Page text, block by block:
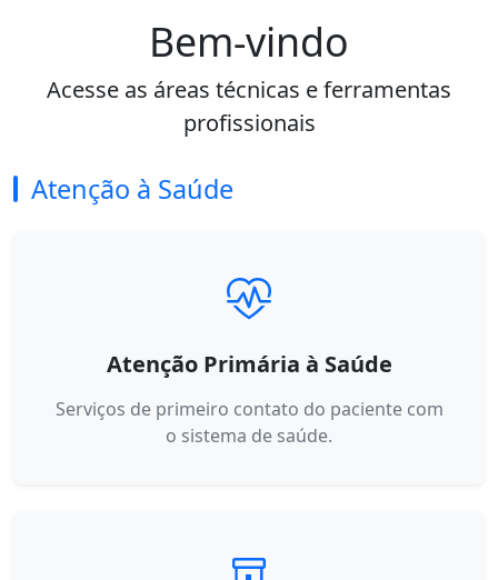
Bem-vindo
Acesse as áreas técnicas e ferramentas
profissionais
Atenção à Saúde
Atenção Primária à Saúde
Serviços de primeiro contato do paciente com
o sistema de saúde.